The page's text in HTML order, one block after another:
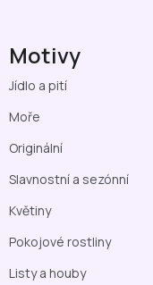
Motivy
Jídlo a pití
Moře
Originální
Slavnostní a sezónní
Květiny
Pokojové rostliny
Listy a houby